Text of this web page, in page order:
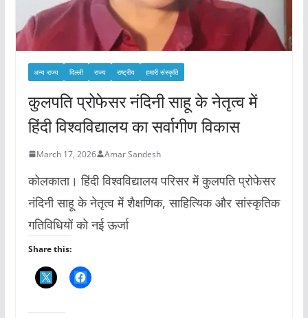
अन्य राज्य दिल्ली राज्य राष्ट्रीय हमारी संस्कृति
कुलपति प्रोफेसर नंदिनी साहू के नेतृत्व में
हिंदी विश्वविद्यालय का सर्वागीण विकास
March 17, 2026 Amar Sandesh
कोलकाता। हिंदी विश्वविद्यालय परिसर में कुलपति प्रोफेसर
नंदिनी साहू के नेतृत्व में शैक्षणिक, साहित्यिक और सांस्कृतिक
गतिविधियों को नई ऊर्जा
Share this: